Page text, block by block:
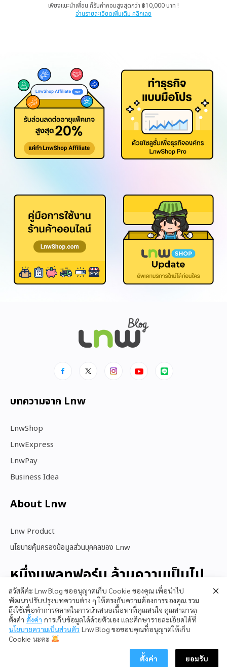
เพียงแนะนำเพื่อน ก็รับค่าคอมสูงสุดกว่า ฿10,000 บาท !
อ่านรายละเอียดเพิ่มเติม คลิกเลย
บทความจาก Lnw
LnwShop
LnwExpress
LnwPay
Business Idea
About Lnw​
Lnw Product
นโยบายคุ้มครองข้อมูลส่วนบุคคลของ Lnw
หนึ่งแพลทฟอร์ม ล้านความเป็นไป
ได้
สนใจใช้ LnwShop
สวัสดีค่ะ Lnw Blog ขออนุญาตเก็บ Cookie ของคุณ เพื่อนำไป
พัฒนาปรับปรุงบทความต่าง ๆ ให้ตรงกับความต้องการของคุณ รวม
ถึงใช้เพื่อทำการตลาดในการนำเสนอเนื้อหาที่คุณสนใจ คุณสามารถ
ตั้งค่า ตั้งค่า การเก็บข้อมูลได้ด้วยตัวเอง และศึกษารายละเอียดได้ที่
นโยบายความเป็นส่วนตัว Lnw Blog ขอขอบคุณที่อนุญาตให้เก็บ
Cookie นะคะ
ตั้งค่า ยอมรับ